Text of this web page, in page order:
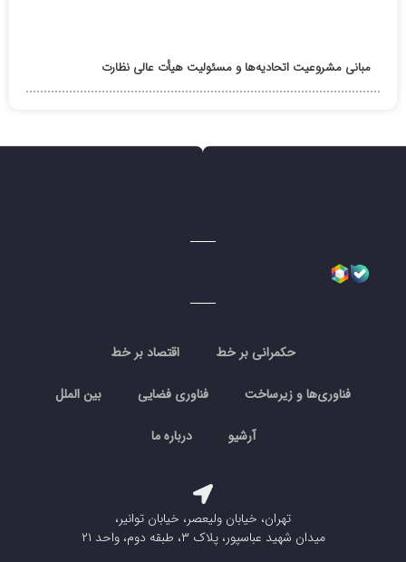
مبانی مشروعیت اتحادیه‌ها و مسئولیت هیأت عالی نظارت
حکمرانی بر خط اقتصاد بر خط
فناوری‌ها و زیرساخت فناوری فضایی بین الملل
آرشیو درباره ما
تهران، خیابان ولیعصر، خیابان توانیر،
میدان شهید عباسپور، پلاک ۳، طبقه دوم، واحد ۲۱